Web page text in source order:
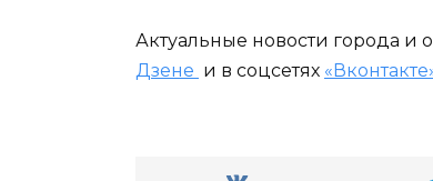
Актуальные новости города и
Дзене и в соцсетях